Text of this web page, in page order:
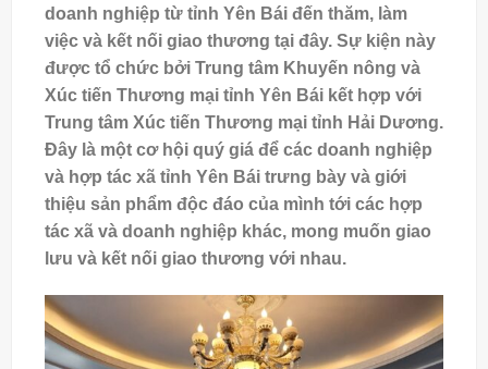
doanh nghiệp từ tỉnh Yên Bái đến thăm, làm
việc và kết nối giao thương tại đây. Sự kiện này
được tổ chức bởi Trung tâm Khuyến nông và
Xúc tiến Thương mại tỉnh Yên Bái kết hợp với
Trung tâm Xúc tiến Thương mại tỉnh Hải Dương.
Đây là một cơ hội quý giá để các doanh nghiệp
và hợp tác xã tỉnh Yên Bái trưng bày và giới
thiệu sản phẩm độc đáo của mình tới các hợp
tác xã và doanh nghiệp khác, mong muốn giao
lưu và kết nối giao thương với nhau.